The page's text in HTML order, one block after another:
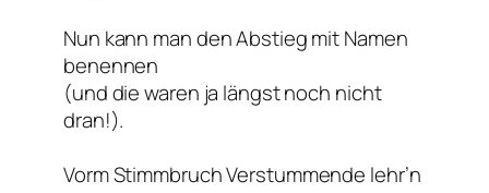
Nun kann man den Abstieg mit Namen
benennen
(und die waren ja längst noch nicht
dran!).
Vorm Stimmbruch Verstummende lehr’n